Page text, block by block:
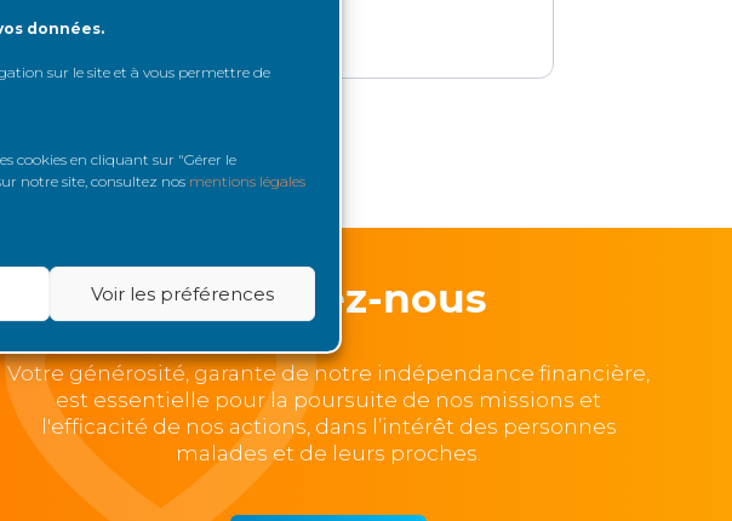
données.
sur le site et à vous permettre de
cookies en cliquant sur "Gérer le
notre site, consultez nos mentions légales
Voir les préférences
Soutenez-nous
Votre générosité, garante de notre indépendance financière,
est essentielle pour la poursuite de nos missions et
l'efficacité de nos actions, dans l’intérêt des personnes
malades et de leurs proches.